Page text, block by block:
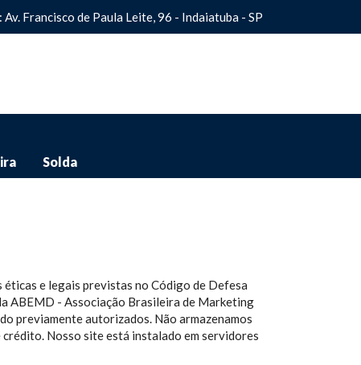
Francisco de Paula Leite, 96 - Indaiatuba - SP
Solda
éticas e legais previstas no Código de Defesa
ABEMD - Associação Brasileira de Marketing
previamente autorizados. Não armazenamos
Nosso site está instalado em servidores